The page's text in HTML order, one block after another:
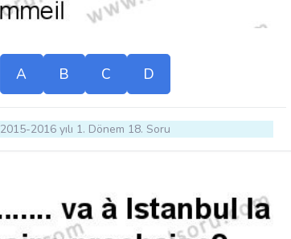
A B C D
2015-2016 yılı 1. Dönem 18. Soru